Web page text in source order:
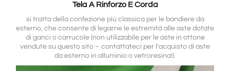
Tela A Rinforzo E Corda
si tratta della confezione più classica per le bandiere da
esterno, che consente di legarne le estremità alle aste dotate
di ganci o carrucole (non utilizzabile per le aste in ottone
vendute su questo sito – contattateci per l’acquisto di aste
da esterno in alluminio o vetroresina!).